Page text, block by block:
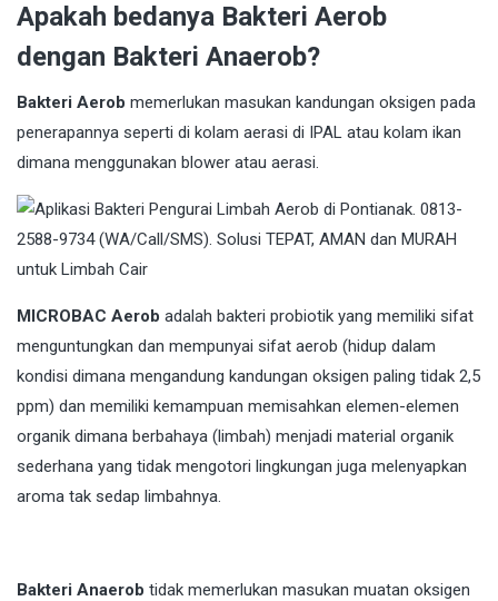
Apakah bedanya Bakteri Aerob
dengan Bakteri Anaerob?
Bakteri Aerob memerlukan masukan kandungan oksigen pada
penerapannya seperti di kolam aerasi di IPAL atau kolam ikan
dimana menggunakan blower atau aerasi.
MICROBAC Aerob adalah bakteri probiotik yang memiliki sifat
menguntungkan dan mempunyai sifat aerob (hidup dalam
kondisi dimana mengandung kandungan oksigen paling tidak 2,5
ppm) dan memiliki kemampuan memisahkan elemen-elemen
organik dimana berbahaya (limbah) menjadi material organik
sederhana yang tidak mengotori lingkungan juga melenyapkan
aroma tak sedap limbahnya.
Bakteri Anaerob tidak memerlukan masukan muatan oksigen